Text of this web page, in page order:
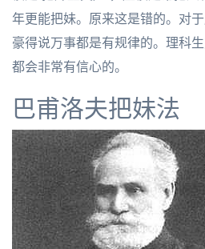
年更能把妹。原来这是错的。对
豪得说万事都是有规律的。理科
都会非常有信心的。
巴甫洛夫把妹法